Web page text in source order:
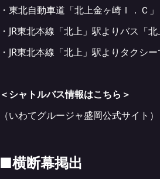
・東北自動車道「北上金ヶ崎Ｉ．Ｃ
・JR東北本線「北上」駅よりバス「
・JR東北本線「北上」駅よりタクシ
＜シャトルバス情報はこちら ＞
（いわてグルージャ盛岡公式サイト）
■横断幕掲出